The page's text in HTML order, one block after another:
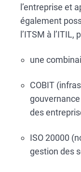
l’entreprise et
également
l’ITSM à
une
COBIT
des
ISO 20000
gestion des